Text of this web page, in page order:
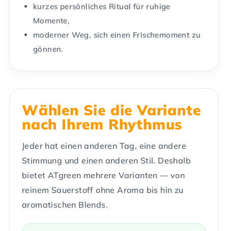
kurzes persönliches Ritual für ruhige
Momente,
moderner Weg, sich einen Frischemoment zu
gönnen.
Wählen Sie die Variante
nach Ihrem Rhythmus
Jeder hat einen anderen Tag, eine andere
Stimmung und einen anderen Stil. Deshalb
bietet ATgreen mehrere Varianten — von
reinem Sauerstoff ohne Aroma bis hin zu
aromatischen Blends.